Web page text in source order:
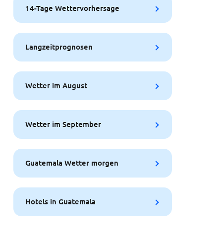
14-Tage Wettervorhersage
Langzeitprognosen
Wetter im August
Wetter im September
Guatemala Wetter morgen
Hotels in Guatemala